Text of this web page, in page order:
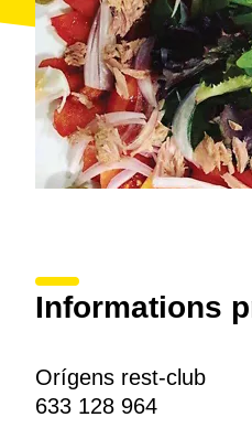
Informations
Orígens rest-club
633 128 964